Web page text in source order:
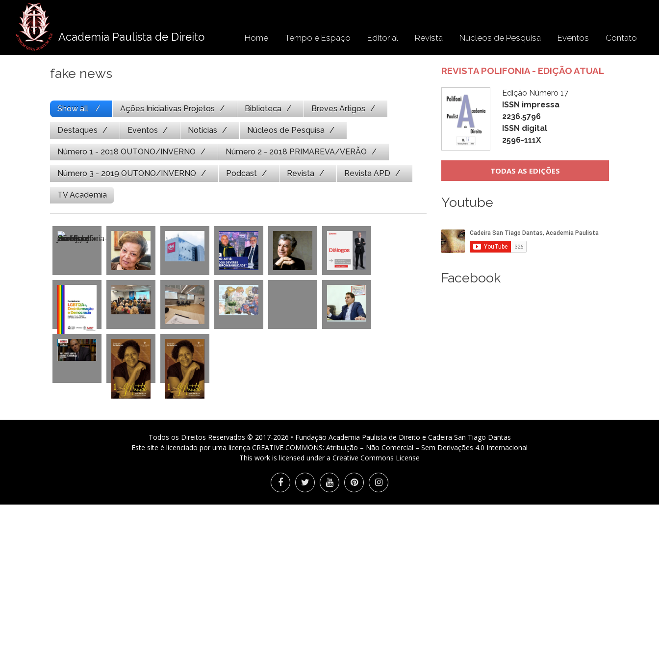
conteúdo
Academia Paulista de Direito Home Tempo e Espaço Editorial Revista Núcleos de Pesquisa Eventos Contato
fake news
Show all Ações Iniciativas Projetos Biblioteca Breves Artigos
Destaques Eventos Notícias Núcleos de Pesquisa
Número 1 - 2018 OUTONO/INVERNO Número 2 - 2018 PRIMAREVA/VERÃO
Número 3 - 2019 OUTONO/INVERNO Podcast Revista Revista APD
TV Academia
REVISTA POLIFONIA - EDIÇÃO ATUAL
Edição Número 17
ISSN impressa
2236.5796
ISSN digital
2596-111X
TODAS AS EDIÇÕES
Youtube
Facebook
Todos os Direitos Reservados © 2017-2026 • Fundação Academia Paulista de Direito e Cadeira San Tiago Dantas
Este site é licenciado por uma licença CREATIVE COMMONS: Atribuição – Não Comercial – Sem Derivações 4.0 Internacional
This work is licensed under a Creative Commons License